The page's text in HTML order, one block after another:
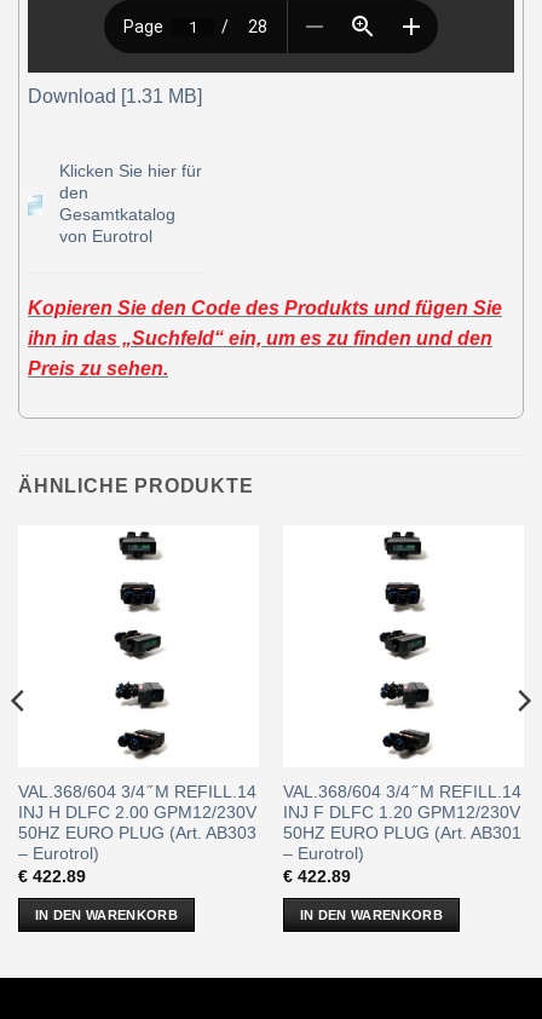
Download [1.31 MB]
Klicken Sie hier für
den
Gesamtkatalog
von Eurotrol
Kopieren Sie den Code des Produkts und fügen Sie
ihn in das „Suchfeld“ ein, um es zu finden und den
Preis zu sehen.
ÄHNLICHE PRODUKTE
VAL.368/604 3/4 ̋ M REFILL.14
INJ H DLFC 2.00 GPM12/230V
50HZ EURO PLUG (Art. AB303
– Eurotrol)
€422.89
IN DEN WARENKORB
VAL.368/604 3/4 ̋ M REFILL.14
INJ F DLFC 1.20 GPM12/230V
50HZ EURO PLUG (Art. AB301
– Eurotrol)
€422.89
IN DEN WARENKORB